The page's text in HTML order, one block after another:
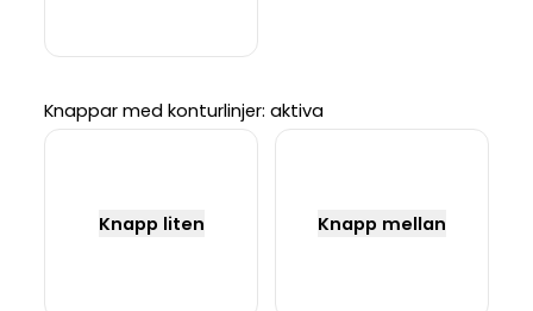
Knappar med konturlinjer: aktiva
Knapp liten Knapp mellan